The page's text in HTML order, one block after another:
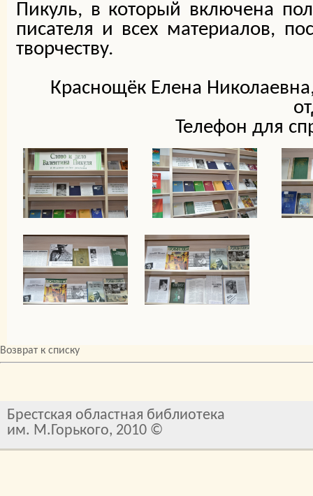
Пикуль, в который включена
писателя и всех материалов,
творчеству.
Краснощёк Елена
Телефон для
Возврат к списку
Брестская областная библиотека
им. М.Горького, 2010 ©